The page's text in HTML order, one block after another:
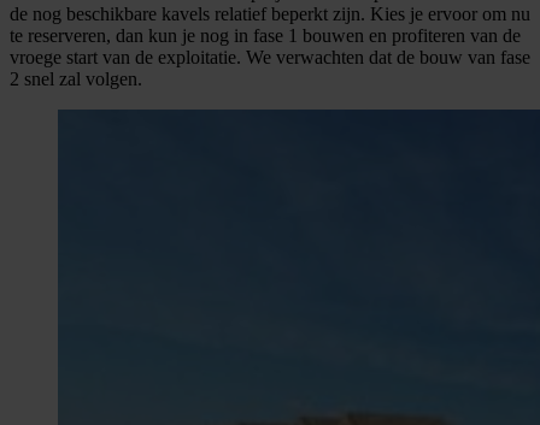
de nog beschikbare kavels relatief beperkt zijn. Kies je ervoor om nu
te reserveren, dan kun je nog in fase 1 bouwen en profiteren van de
vroege start van de exploitatie. We verwachten dat de bouw van fase
2 snel zal volgen.